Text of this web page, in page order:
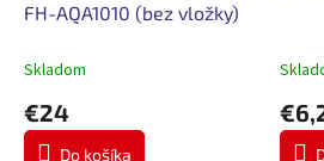
FH-AQA1010 (bez vložky)
Skladom
€24
Do košíka